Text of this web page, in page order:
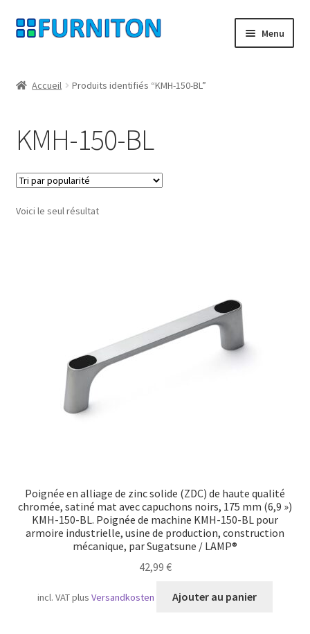
Aller
à
navigation
Aller
au
Menu
Protection des données
Droit de rétractation
Contact
Accueil Produits identifiés “KMH-150-BL”
KMH-150-BL
Voici le seul résultat
Poignée en alliage de zinc solide (ZDC) de haute qualité
chromée, satiné mat avec capuchons noirs, 175 mm (6,9 »)
KMH-150-BL. Poignée de machine KMH-150-BL pour
armoire industrielle, usine de production, construction
mécanique, par Sugatsune / LAMP®
42,99 €
incl. VATplusVersandkosten Ajouter au panier